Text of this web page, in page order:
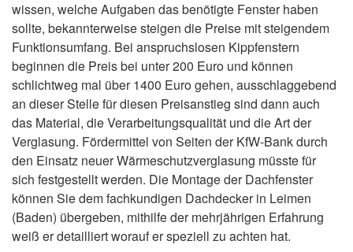
wissen, welche Aufgaben das benötigte Fenster haben
sollte, bekannterweise steigen die Preise mit steigendem
Funktionsumfang. Bei anspruchslosen Kippfenstern
beginnen die Preis bei unter 200 Euro und können
schlichtweg mal über 1400 Euro gehen, ausschlaggebend
an dieser Stelle für diesen Preisanstieg sind dann auch
das Material, die Verarbeitungsqualität und die Art der
Verglasung. Fördermittel von Seiten der KfW-Bank durch
den Einsatz neuer Wärmeschutzverglasung müsste für
sich festgestellt werden. Die Montage der Dachfenster
können Sie dem fachkundigen Dachdecker in Leimen
(Baden) übergeben, mithilfe der mehrjährigen Erfahrung
weiß er detailliert worauf er speziell zu achten hat.